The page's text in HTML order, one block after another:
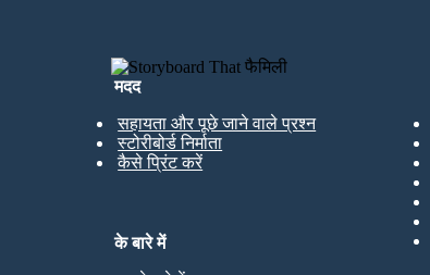
मदद
सहायता और पूछे जाने वाले प्रश्न
स्टोरीबोर्ड निर्माता
कैसे प्रिंट करें
के बारे में